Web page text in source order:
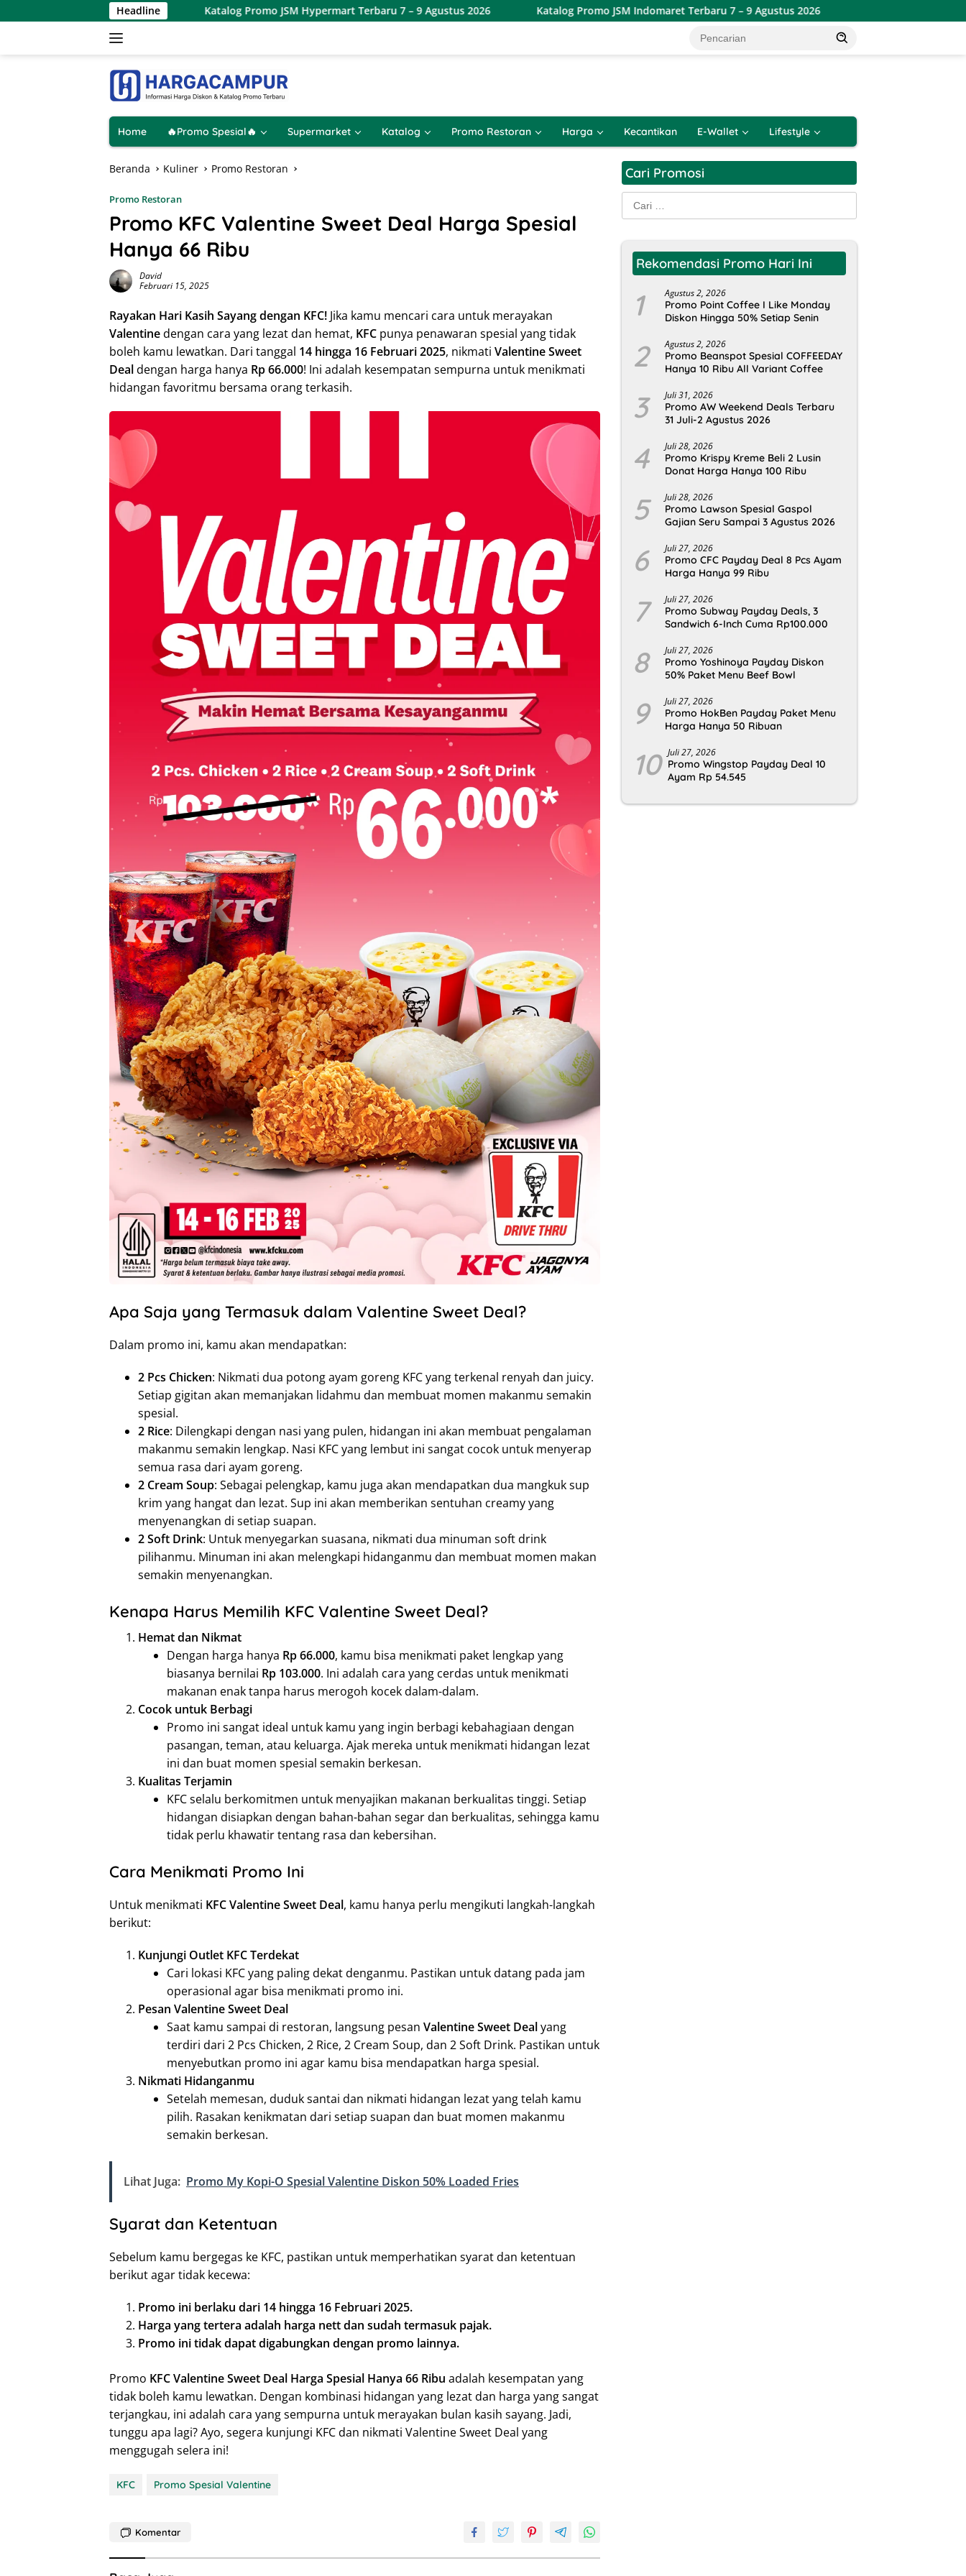
ke
Headline
Katalog Promo JSM Hypermart Terbaru 7 – 9 Agustus 2026 Katalog Promo JSM Indomaret Terbaru 7 – 9 Agustus 2026 Katalog Promo JSM Alfamart
Home 🔥Promo Spesial🔥 Supermarket Katalog Promo Restoran Harga Kecantikan E-Wallet Lifestyle
Beranda Kuliner Promo Restoran
Promo Restoran
Promo KFC Valentine Sweet Deal Harga Spesial
Hanya 66 Ribu
David
Februari 15, 2025
Rayakan Hari Kasih Sayang dengan KFC! Jika kamu mencari cara untuk merayakan
Valentinedengan cara yang lezat dan hemat, KFC punya penawaran spesial yang tidak
boleh kamu lewatkan. Dari tanggal 14 hingga 16 Februari 2025, nikmati Valentine Sweet
Dealdengan harga hanya Rp 66.000! Ini adalah kesempatan sempurna untuk menikmati
hidangan favoritmu bersama orang terkasih.
Apa Saja yang Termasuk dalam Valentine Sweet Deal?
Dalam promo ini, kamu akan mendapatkan:
2 Pcs Chicken: Nikmati dua potong ayam goreng KFC yang terkenal renyah dan juicy.
Setiap gigitan akan memanjakan lidahmu dan membuat momen makanmu semakin
spesial.
2 Rice: Dilengkapi dengan nasi yang pulen, hidangan ini akan membuat pengalaman
makanmu semakin lengkap. Nasi KFC yang lembut ini sangat cocok untuk menyerap
semua rasa dari ayam goreng.
2 Cream Soup: Sebagai pelengkap, kamu juga akan mendapatkan dua mangkuk sup
krim yang hangat dan lezat. Sup ini akan memberikan sentuhan creamy yang
menyenangkan di setiap suapan.
2 Soft Drink: Untuk menyegarkan suasana, nikmati dua minuman soft drink
pilihanmu. Minuman ini akan melengkapi hidanganmu dan membuat momen makan
semakin menyenangkan.
Kenapa Harus Memilih KFC Valentine Sweet Deal?
Hemat dan Nikmat
Dengan harga hanya Rp 66.000, kamu bisa menikmati paket lengkap yang
biasanya bernilai Rp 103.000. Ini adalah cara yang cerdas untuk menikmati
makanan enak tanpa harus merogoh kocek dalam-dalam.
Cocok untuk Berbagi
Promo ini sangat ideal untuk kamu yang ingin berbagi kebahagiaan dengan
pasangan, teman, atau keluarga. Ajak mereka untuk menikmati hidangan lezat
ini dan buat momen spesial semakin berkesan.
Kualitas Terjamin
KFC selalu berkomitmen untuk menyajikan makanan berkualitas tinggi. Setiap
hidangan disiapkan dengan bahan-bahan segar dan berkualitas, sehingga kamu
tidak perlu khawatir tentang rasa dan kebersihan.
Cara Menikmati Promo Ini
Untuk menikmati KFC Valentine Sweet Deal, kamu hanya perlu mengikuti langkah-langkah
berikut:
Kunjungi Outlet KFC Terdekat
Cari lokasi KFC yang paling dekat denganmu. Pastikan untuk datang pada jam
operasional agar bisa menikmati promo ini.
Pesan Valentine Sweet Deal
Saat kamu sampai di restoran, langsung pesan Valentine Sweet Dealyang
terdiri dari 2 Pcs Chicken, 2 Rice, 2 Cream Soup, dan 2 Soft Drink. Pastikan untuk
menyebutkan promo ini agar kamu bisa mendapatkan harga spesial.
Nikmati Hidanganmu
Setelah memesan, duduk santai dan nikmati hidangan lezat yang telah kamu
pilih. Rasakan kenikmatan dari setiap suapan dan buat momen makanmu
semakin berkesan.
Lihat Juga: Promo My Kopi-O Spesial Valentine Diskon 50% Loaded Fries
Syarat dan Ketentuan
Sebelum kamu bergegas ke KFC, pastikan untuk memperhatikan syarat dan ketentuan
berikut agar tidak kecewa:
Promo ini berlaku dari 14 hingga 16 Februari 2025.
Harga yang tertera adalah harga nett dan sudah termasuk pajak.
Promo ini tidak dapat digabungkan dengan promo lainnya.
Promo KFC Valentine Sweet Deal Harga Spesial Hanya 66 Ribu adalah kesempatan yang
tidak boleh kamu lewatkan. Dengan kombinasi hidangan yang lezat dan harga yang sangat
terjangkau, ini adalah cara yang sempurna untuk merayakan bulan kasih sayang. Jadi,
tunggu apa lagi? Ayo, segera kunjungi KFC dan nikmati Valentine Sweet Deal yang
menggugah selera ini!
KFC Promo Spesial Valentine
Komentar
Cari Promosi
Cari
untuk:
Rekomendasi Promo Hari Ini
1 Agustus 2, 2026
Promo Point Coffee I Like Monday
Diskon Hingga 50% Setiap Senin
2 Agustus 2, 2026
Promo Beanspot Spesial COFFEEDAY
Hanya 10 Ribu All Variant Coffee
3 Juli 31, 2026
Promo AW Weekend Deals Terbaru
31 Juli-2 Agustus 2026
4 Juli 28, 2026
Promo Krispy Kreme Beli 2 Lusin
Donat Harga Hanya 100 Ribu
5 Juli 28, 2026
Promo Lawson Spesial Gaspol
Gajian Seru Sampai 3 Agustus 2026
6 Juli 27, 2026
Promo CFC Payday Deal 8 Pcs Ayam
Harga Hanya 99 Ribu
7 Juli 27, 2026
Promo Subway Payday Deals, 3
Sandwich 6-Inch Cuma Rp100.000
8 Juli 27, 2026
Promo Yoshinoya Payday Diskon
50% Paket Menu Beef Bowl
9 Juli 27, 2026
Promo HokBen Payday Paket Menu
Harga Hanya 50 Ribuan
10 Juli 27, 2026
Promo Wingstop Payday Deal 10
Ayam Rp 54.545